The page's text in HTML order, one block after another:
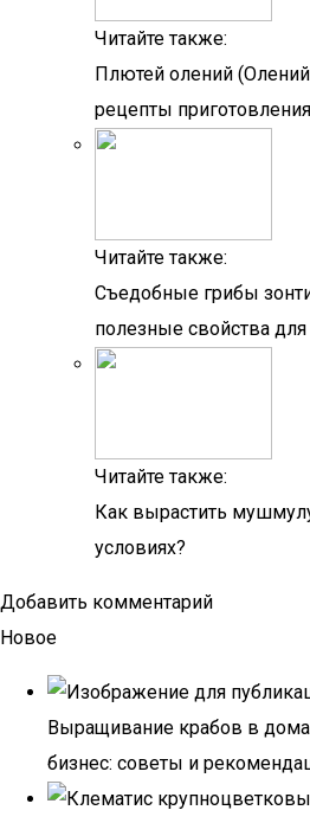
Читайте также:
Плютей олений
рецепты
Читайте также:
Съедобные грибы
полезные свойства
Читайте также:
Как вырастить
условиях?
Добавить комментарий
Новое
Выращивание крабов в
бизнес: советы и